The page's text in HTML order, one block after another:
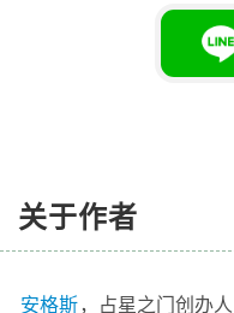
关于作者
安格斯， 占星之门创办人